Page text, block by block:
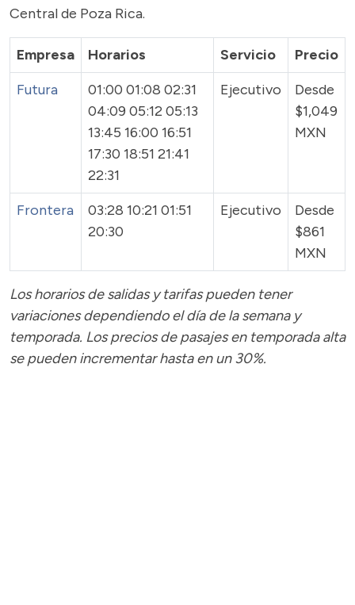
Central de Poza Rica.
Empresa Horarios Servicio
Precio
Futura
01:00 01:08 02:31
04:09 05:12 05:13
13:45 16:00 16:51
17:30 18:51 21:41
22:31
Ejecutivo
Desde
$1,049
MXN
Frontera
03:28 10:21 01:51
20:30
Ejecutivo
Desde
$861
MXN
Los horarios de salidas y tarifas pueden tener
variaciones dependiendo el día de la semana y
temporada. Los precios de pasajesen temporada alta
se pueden incrementar hasta en un 30%.